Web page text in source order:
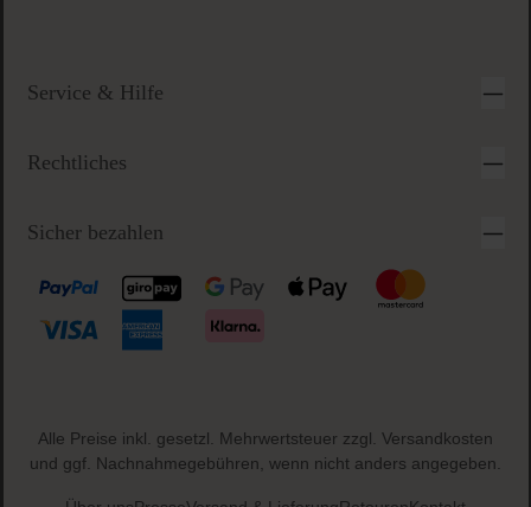
Service & Hilfe
Rechtliches
Sicher bezahlen
Alle Preise inkl. gesetzl. Mehrwertsteuer zzgl. Versandkosten
und ggf. Nachnahmegebühren, wenn nicht anders angegeben.